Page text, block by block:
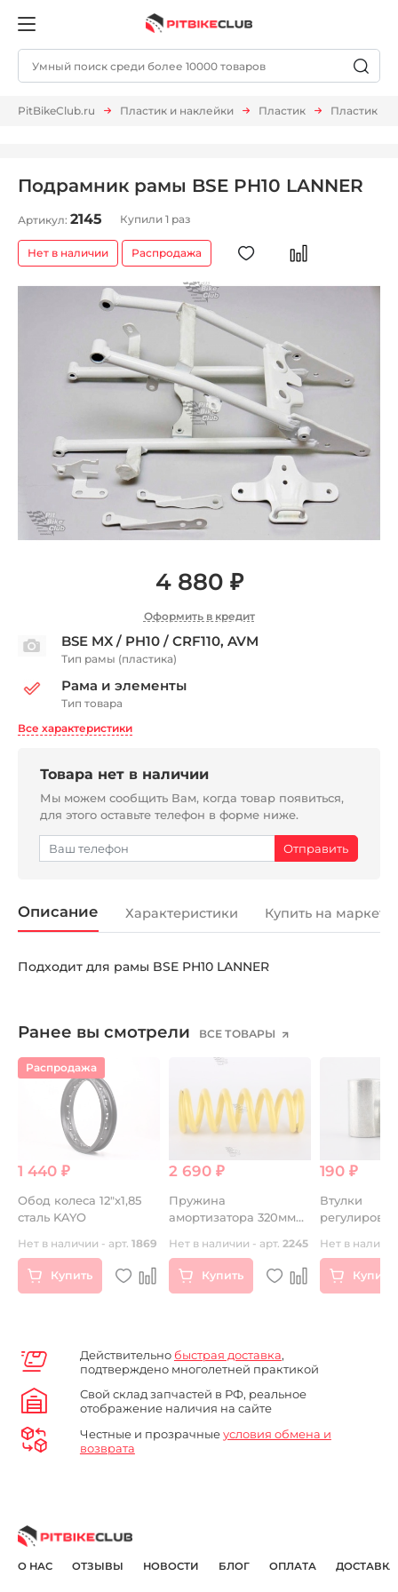
PitBikeClub.ru Пластик и наклейки Пластик Пластик на
Подрамник рамы BSE PH10 LANNER
Артикул: 2145 Купили 1 раз
Нет в наличии Распродажа
4 880 ₽
Оформить в кредит
BSE MX / PH10 / CRF110, AVM
Тип рамы (пластика)
Рама и элементы
Тип товара
Все характеристики
Товара нет в наличии
Мы можем сообщить Вам, когда товар появиться,
для этого оставьте телефон в форме ниже.
Описание Характеристики Купить на
Подходит для рамы BSE PH10 LANNER
Ранее вы смотрели ВСЕ ТОВАРЫ
Распродажа
1 440 ₽
Обод колеса 12"х1,85
сталь KAYO
Нет в наличии - арт. 1869
Купить
2 690 ₽
Пружина
амортизатора 320мм
Нет в наличии - арт. 2245
Купить
190 ₽
Втулки
Нет в
Купить
Действительно быстрая доставка,
подтверждено многолетней практикой
Свой склад запчастей в РФ, реальное
отображение наличия на сайте
Честные и прозрачныеусловия обмена и
возврата
О НАС ОТЗЫВЫ НОВОСТИ БЛОГ ОПЛАТА ДОСТАВКА